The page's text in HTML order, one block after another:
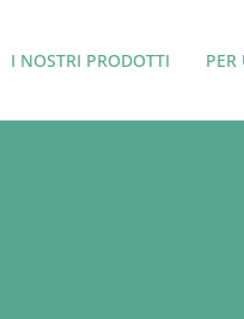
I NOSTRI PRODOTTI PER